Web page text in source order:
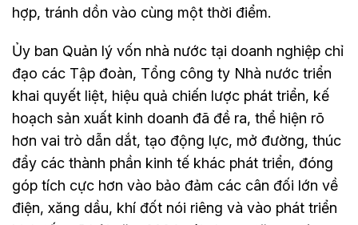
hợp, tránh dồn vào cùng một thời điểm.
Ủy ban Quản lý vốn nhà nước tại doanh nghiệp chỉ
đạo các Tập đoàn, Tổng công ty Nhà nước triển
khai quyết liệt, hiệu quả chiến lược phát triển, kế
hoạch sản xuất kinh doanh đã đề ra, thể hiện rõ
hơn vai trò dẫn dắt, tạo động lực, mở đường, thúc
đẩy các thành phần kinh tế khác phát triển, đóng
góp tích cực hơn vào bảo đảm các cân đối lớn về
điện, xăng dầu, khí đốt nói riêng và vào phát triển